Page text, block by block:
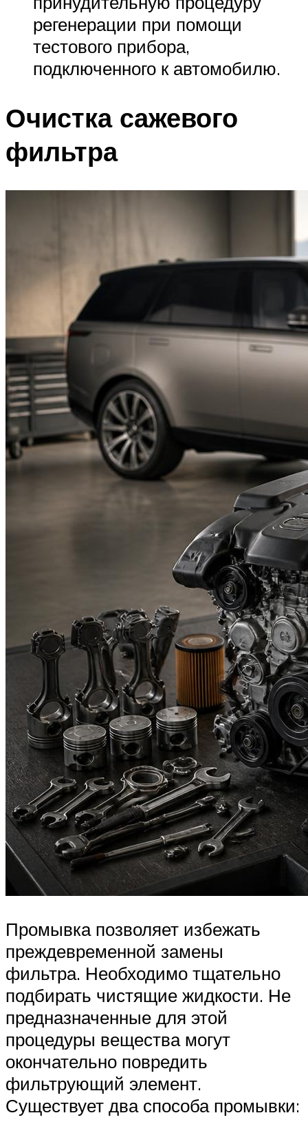
регенерации при помощи
тестового прибора,
подключенного к автомобилю.
Очистка сажевого
фильтра
Промывка позволяет избежать
преждевременной замены
фильтра. Необходимо тщательно
подбирать чистящие жидкости. Не
предназначенные для этой
процедуры вещества могут
окончательно повредить
фильтрующий элемент.
Существует два способа промывки: